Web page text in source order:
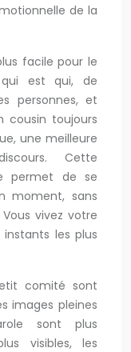
de la
facile pour le
qui est qui, de
personnes, et
cousin toujours
une meilleure
Cette
permet de se
moment, sans
vivez votre
les plus
comité sont
images pleines
sont plus
visibles, les